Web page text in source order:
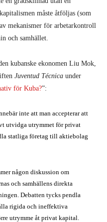
måste åtföljas (som
mekanismer för arbetarkontroll
och samhället.
kubanske ekonomen Liu Mok,
Juventud Técnica under
för Kuba?”:
inte att man accepterar att
utvidga utrymmet för privat
statliga företag till aktiebolag
någon diskussion om
och samhällens direkta
Debatten tycks pendla
rigida och ineffektiva
utrymme åt privat kapital.